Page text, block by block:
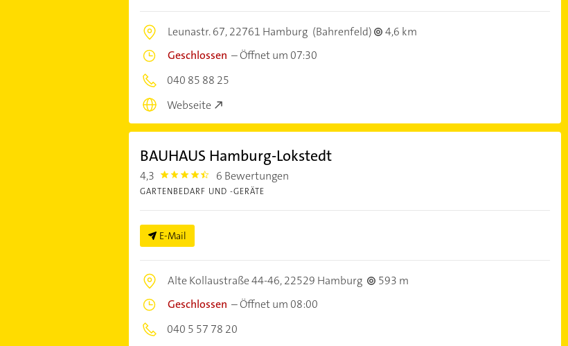
Leunastr. 67,22761 Hamburg (Bahrenfeld)
4,6 km
Geschlossen –Öffnet um 07:30
040 85 88 25
Webseite
BAUHAUS Hamburg-Lokstedt
4,3 4.3 6 Bewertungen
GARTENBEDARF UND -GERÄTE
E-Mail
Alte Kollaustraße 44-46,22529 Hamburg
593 m
Geschlossen –Öffnet um 08:00
040 5 57 78 20